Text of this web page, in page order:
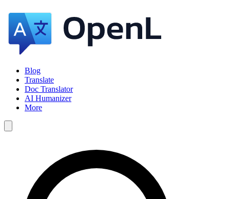
Blog
Translate
Doc Translator
AI Humanizer
More